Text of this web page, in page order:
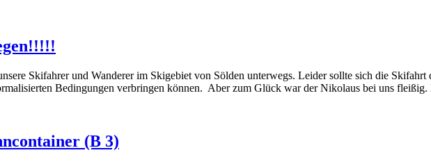
Skifahrer und Wanderer im Skigebiet von Sölden unterwegs. Leider sollte sich die
Bedingungen verbringen können. Aber zum Glück war der Nikolaus bei uns
(B 3)